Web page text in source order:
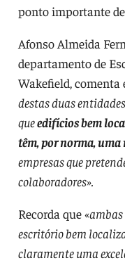
ponto importante
Afonso Almeida
departamento de
Wakefield,
destas duas
queedifícios bem
têm, por norma,
empresas que
colaboradores».
Recorda que «ambas
escritório bem
claramente uma